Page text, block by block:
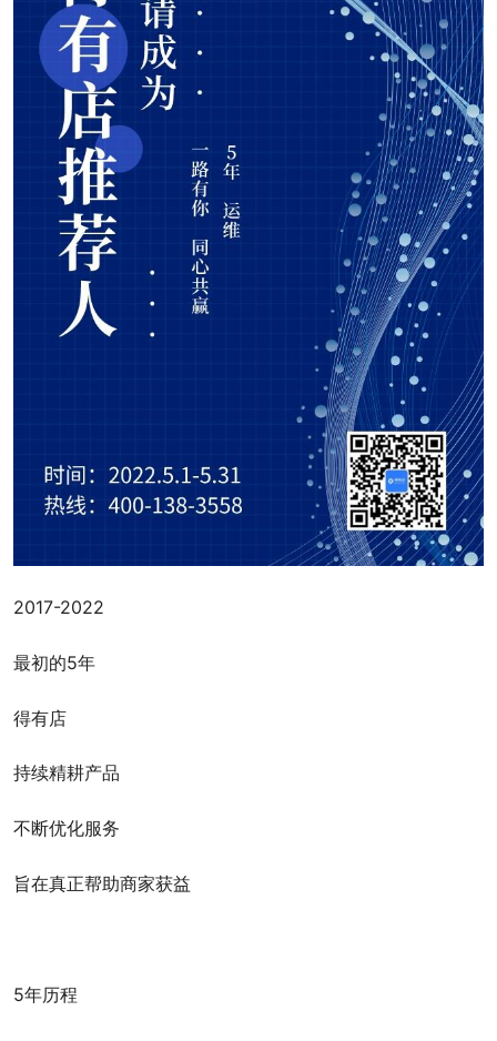
2017-2022
最初的5年
得有店
持续精耕产品
不断优化服务
旨在真正帮助商家获益
5年历程